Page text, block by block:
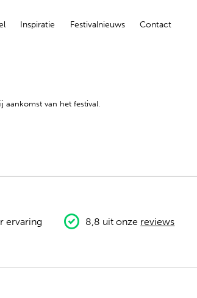
Inspiratie Festivalnieuws Contact
van het festival.
ervaring 8,8 uit onze reviews